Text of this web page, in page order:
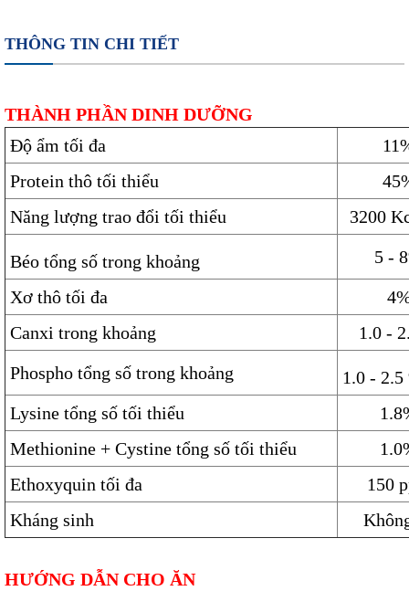
THÔNG TIN CHI TIẾT
THÀNH PHẦN DINH DƯỠNG
Độ ẩm tối đa
Protein thô tối thiểu
Năng lượng trao đổi tối thiểu
3200
Béo tổng số trong khoảng
5 -
Xơ thô tối đa
Canxi trong khoảng
1.0 -
Phospho tổng số trong khoảng
1.0 - 2.5
Lysine tổng số tối thiểu
Methionine + Cystine tổng số tối thiểu
Ethoxyquin tối đa
150
Kháng sinh
HƯỚNG DẪN CHO ĂN